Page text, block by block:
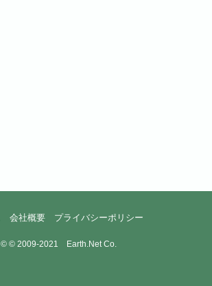
会社概要 プライバシーポリシー
©© 2009-2021 Earth.Net Co.